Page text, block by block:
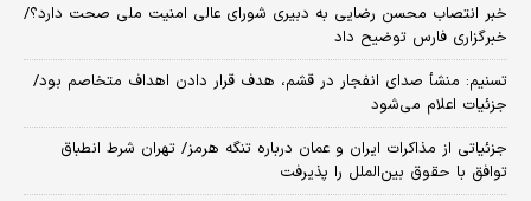
خبر انتصاب محسن رضایی به دبیری شورای عالی امنیت ملی صحت دارد؟/
خبرگزاری فارس توضیح داد
تسنیم: منشأ صدای انفجار در قشم، هدف قرار دادن اهداف متخاصم بود/
جزئیات اعلام می‌شود
جزئیاتی از مذاکرات ایران و عمان درباره تنگه هرمز/ تهران شرط انطباق
توافق با حقوق بین‌الملل را پذیرفت